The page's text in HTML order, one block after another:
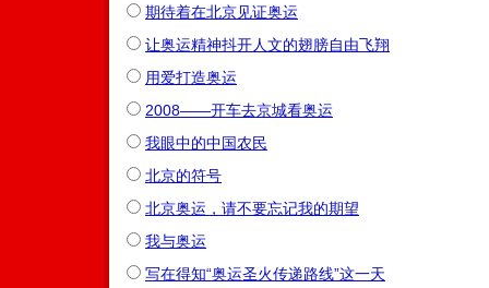
期待着在北京见证奥运
让奥运精神抖开人文的翅膀自由飞翔
用爱打造奥运
2008――开车去京城看奥运
我眼中的中国农民
北京的符号
北京奥运，请不要忘记我的期望
我与奥运
写在得知“奥运圣火传递路线”这一天